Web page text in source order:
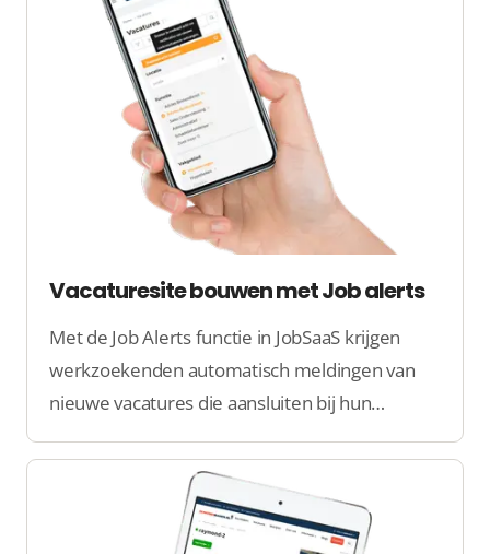
Vacaturesite bouwen met Job alerts
Met de Job Alerts functie in JobSaaS krijgen
werkzoekenden automatisch meldingen van
nieuwe vacatures die aansluiten bij hun
voorkeuren. Dit zorgt voor snellere matches en
verhoogt de betrokkenheid van kandidaten.